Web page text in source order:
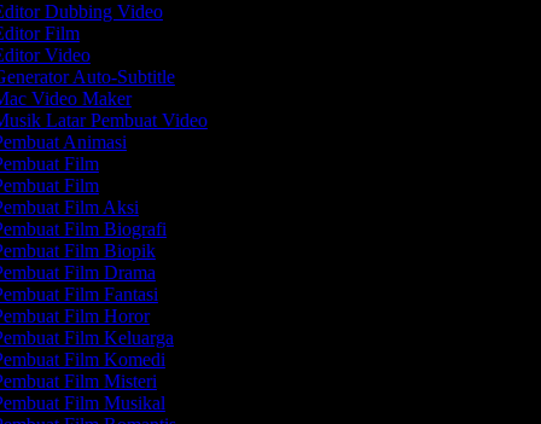
Dubbing Video
Film
Video
Auto-Subtitle
Video Maker
Latar Pembuat Video
Animasi
Film
Film
Film Aksi
Film Biografi
Film Biopik
Film Drama
Film Fantasi
Film Horor
Film Keluarga
Film Komedi
Film Misteri
Film Musikal